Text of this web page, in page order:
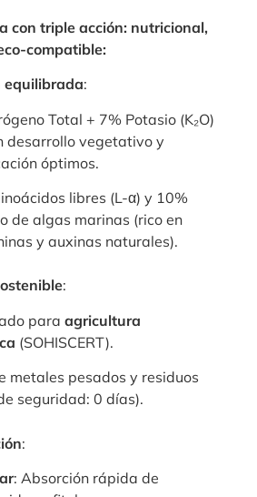
con triple acción: nutricional,
compatible:
equilibrada:
Total + 7% Potasio (K₂O)
desarrollo vegetativo y
óptimos.
libres (L-α) y 10%
de algas marinas (rico en
y auxinas naturales).
:
paraagricultura
(SOHISCERT).
metales pesados y residuos
seguridad: 0 días).
:
: Absorción rápida de